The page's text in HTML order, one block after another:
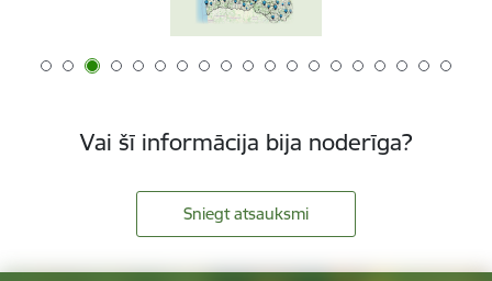
Vai šī informācija bija noderīga?
Sniegt atsauksmi